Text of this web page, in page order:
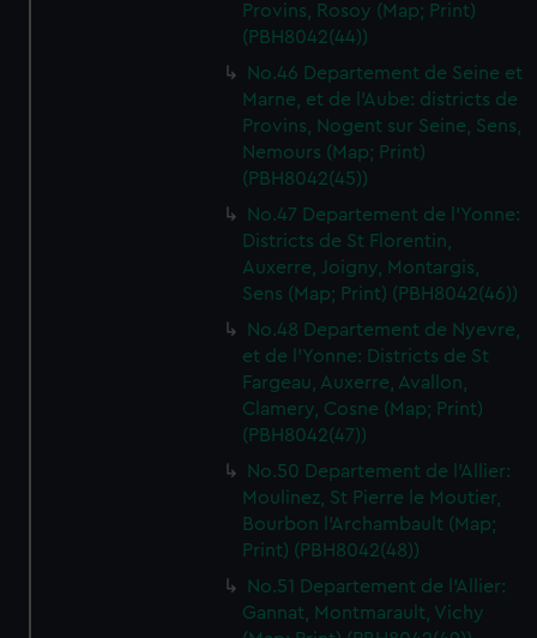
Provins, Rosoy (Map; Print)
(PBH8042(44))
No.46 Departement de Seine et
Marne, et de l'Aube: districts de
Provins, Nogent sur Seine, Sens,
Nemours (Map; Print)
(PBH8042(45))
No.47 Departement de l'Yonne:
Districts de St Florentin,
Auxerre, Joigny, Montargis,
Sens (Map; Print) (PBH8042(46))
No.48 Departement de Nyevre,
et de l'Yonne: Districts de St
Fargeau, Auxerre, Avallon,
Clamery, Cosne (Map; Print)
(PBH8042(47))
No.50 Departement de l'Allier:
Moulinez, St Pierre le Moutier,
Bourbon l'Archambault (Map;
Print) (PBH8042(48))
No.51 Departement de l'Allier:
Gannat, Montmarault, Vichy